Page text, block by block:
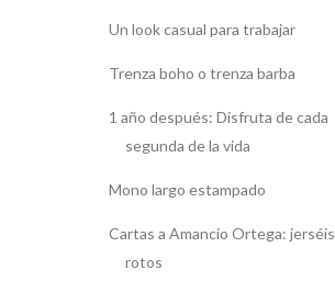
Un look casual para trabajar
Trenza boho o trenza barba
1 año después: Disfruta de cada
segunda de la vida
Mono largo estampado
Cartas a Amancio Ortega: jerséis
rotos